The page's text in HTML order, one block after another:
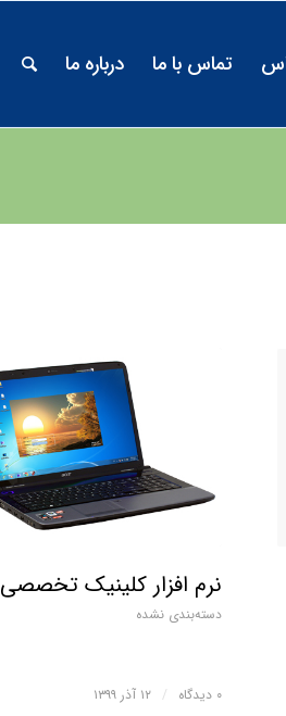
تماس با ما درباره ما
نرم افزار کلینیک تخصصی
دسته‌بندی نشده
۰ دیدگاه / ۱۲ آذر ۱۳۹۹